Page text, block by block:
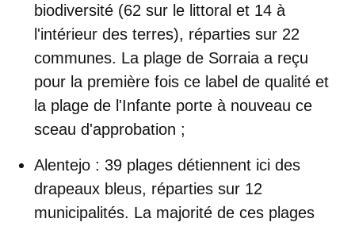
biodiversité (62 sur le littoral et 14 à
l'intérieur des terres), réparties sur 22
communes. La plage de Sorraia a reçu
pour la première fois ce label de qualité et
la plage de l'Infante porte à nouveau ce
sceau d'approbation ;
Alentejo : 39 plages détiennent ici des
drapeaux bleus, réparties sur 12
municipalités. La majorité de ces plages